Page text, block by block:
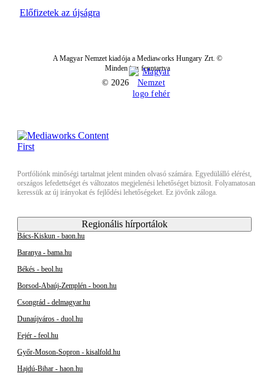
Előfizetek az újságra
A Magyar Nemzet kiadója a Mediaworks Hungary Zrt. ©
Minden jog fenntartva
© 2026
Portfóliónk minőségi tartalmat jelent minden olvasó számára. Egyedülálló elérést,
országos lefedettséget és változatos megjelenési lehetőséget biztosít. Folyamatosan
keressük az új irányokat és fejlődési lehetőségeket. Ez jövőnk záloga.
Regionális hírportálok
Bács-Kiskun - baon.hu
Baranya - bama.hu
Békés - beol.hu
Borsod-Abaúj-Zemplén - boon.hu
Csongrád - delmagyar.hu
Dunaújváros - duol.hu
Fejér - feol.hu
Győr-Moson-Sopron - kisalfold.hu
Hajdú-Bihar - haon.hu